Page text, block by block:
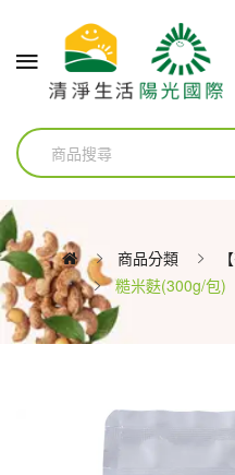
商品分類
糙米麩(300g/包)